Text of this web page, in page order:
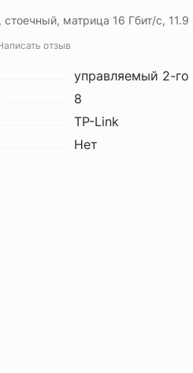
матрица 16 Гбит/с,
отзыв
управляемый 2-го
8
TP-Link
Нет